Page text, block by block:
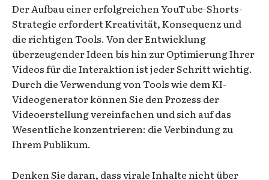
Der Aufbau einer erfolgreichen YouTube-Shorts-
Strategie erfordert Kreativität, Konsequenz und
die richtigen Tools. Von der Entwicklung
überzeugender Ideen bis hin zur Optimierung Ihrer
Videos für die Interaktion ist jeder Schritt wichtig.
Durch die Verwendung von Tools wie dem KI-
Videogenerator können Sie den Prozess der
Videoerstellung vereinfachen und sich auf das
Wesentliche konzentrieren: die Verbindung zu
Ihrem Publikum.
Denken Sie daran, dass virale Inhalte nicht über